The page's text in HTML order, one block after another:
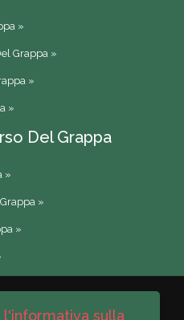
»
Grappa »
»
»
Del Grappa
»
»
»
geom. Denis
sulla